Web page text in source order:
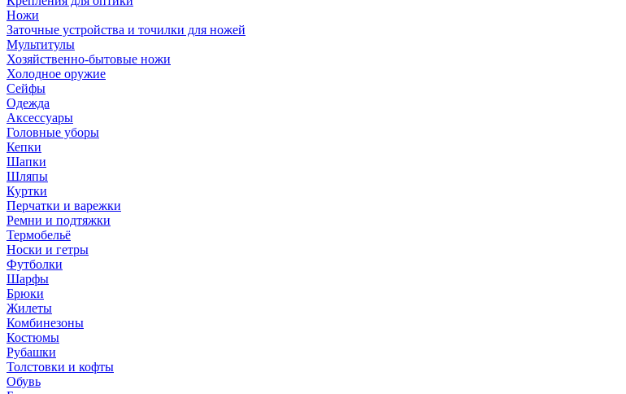
Ножи
Заточные устройства и точилки для ножей
Мультитулы
Хозяйственно-бытовые ножи
Холодное оружие
Сейфы
Одежда
Аксессуары
Головные уборы
Кепки
Шапки
Шляпы
Куртки
Перчатки и варежки
Ремни и подтяжки
Термобельё
Носки и гетры
Футболки
Шарфы
Брюки
Жилеты
Комбинезоны
Костюмы
Рубашки
Толстовки и кофты
Обувь